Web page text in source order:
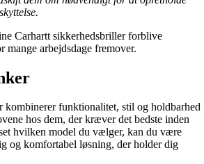
Carhartt sikkerhedsbriller forblive
mange arbejdsdage fremover.
kombinerer funktionalitet, stil og holdbarhed
hos dem, der kræver det bedste inden
hvilken model du vælger, kan du være
og komfortabel løsning, der holder dig